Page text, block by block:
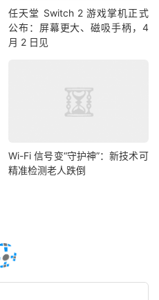
任天堂 Switch 2 游戏掌机正式
公布：屏幕更大、磁吸手柄，4
月 2 日见
Wi-Fi 信号变“守护神”：新技术可
精准检测老人跌倒